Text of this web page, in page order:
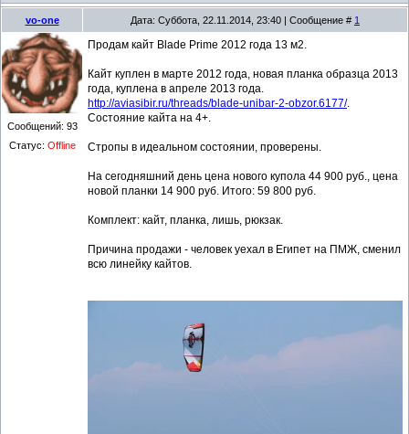
vo-one Дата: Суббота, 22.11.2014, 23:40 | Сообщение # 1
Сообщений: 93
Статус: Offline
Продам кайт Blade Prime 2012 года 13 м2.
Кайт куплен в марте 2012 года, новая планка образца 2013
года, куплена в апреле 2013 года.
http://aviasibir.ru/threads/blade-unibar-2-obzor.6177/.
Состояние кайта на 4+.
Стропы в идеальном состоянии, проверены.
На сегодняшний день цена нового купола 44 900 руб., цена
новой планки 14 900 руб. Итого: 59 800 руб.
Комплект: кайт, планка, лишь, рюкзак.
Причина продажи - человек уехал в Египет на ПМЖ, сменил
всю линейку кайтов.